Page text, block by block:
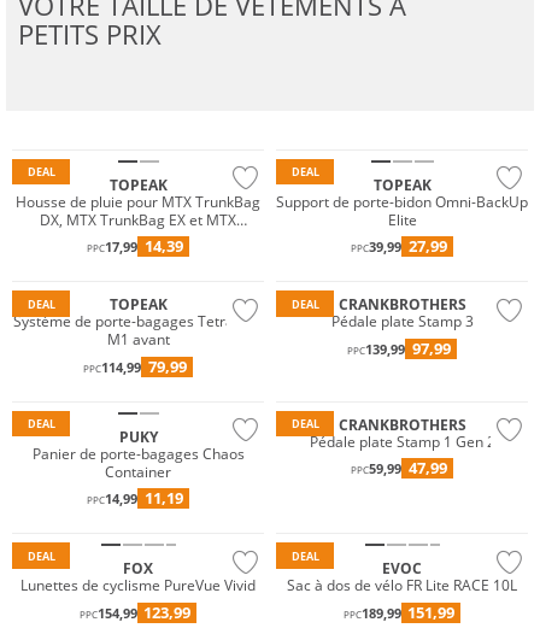
PETITS PRIX
DEAL
TOPEAK
Housse de pluie pour MTX TrunkBag
DX, MTX TrunkBag EX et MTX
TrunkBag EX (Strap)
PPC17,99 14,39
DEAL
TOPEAK
Support de porte-bidon Omni-BackUp
Elite
PPC39,99 27,99
DEAL
TOPEAK
Système de porte-bagages Tetrarack
M1 avant
PPC114,99 79,99
DEAL
CRANKBROTHERS
Pédale plate Stamp 3
PPC139,99 97,99
DEAL
PUKY
Panier de porte-bagages Chaos
Container
PPC14,99 11,19
DEAL
CRANKBROTHERS
Pédale plate Stamp 1 Gen 2
PPC59,99 47,99
DEAL
FOX
Lunettes de cyclisme PureVue Vivid
PPC154,99 123,99
DEAL
EVOC
Sac à dos de vélo FR Lite RACE 10L
PPC189,99 151,99